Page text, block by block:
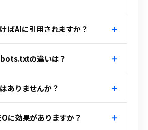
ばAIに引用されますか？
の違いは？
ありませんか？
に効果がありますか？